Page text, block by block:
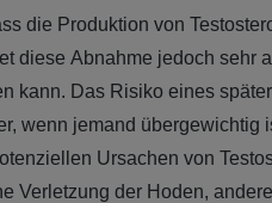
die Produktion von
diese Abnahme jedoch sehr
kann. Das Risiko eines
wenn jemand übergewichtig
Ursachen von
Verletzung der Hoden,